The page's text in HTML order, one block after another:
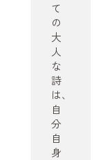
て
の
大
人
な
詩
は、
自
分
自
身